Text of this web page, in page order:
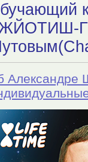
Александре